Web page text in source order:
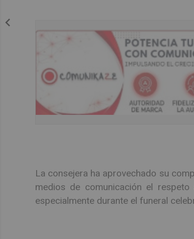
La consejera ha aprovechado su
medios de comunicación el
especialmente durante el funeral